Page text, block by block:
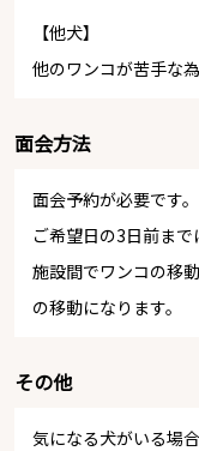
【他犬】
他のワンコが苦手な
面会方法
面会予約が必要です。
ご希望日の3日前まで
施設間でワンコの移
の移動になります。
その他
気になる犬がいる場